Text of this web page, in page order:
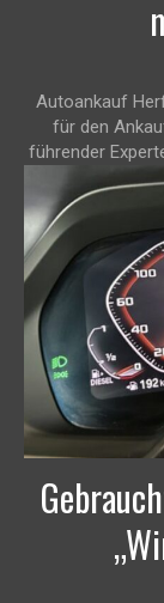
Autoankauf
für den
führender